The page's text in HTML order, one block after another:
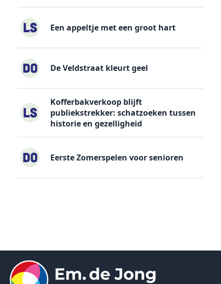
Een appeltje met een groot hart
De Veldstraat kleurt geel
Kofferbakverkoop blijft
publiekstrekker: schatzoeken tussen
historie en gezelligheid
Eerste Zomerspelen voor senioren